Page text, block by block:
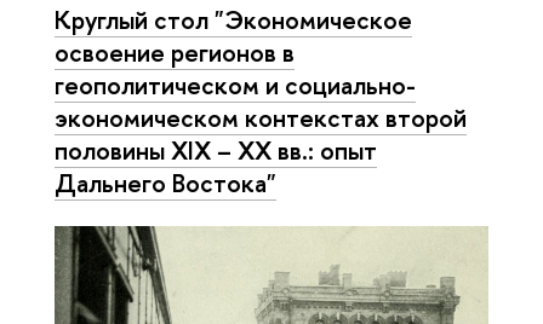
Круглый стол "Экономическое
освоение регионов в
геополитическом и социально-
экономическом контекстах второй
половины XIX – ХХ вв.: опыт
Дальнего Востока"